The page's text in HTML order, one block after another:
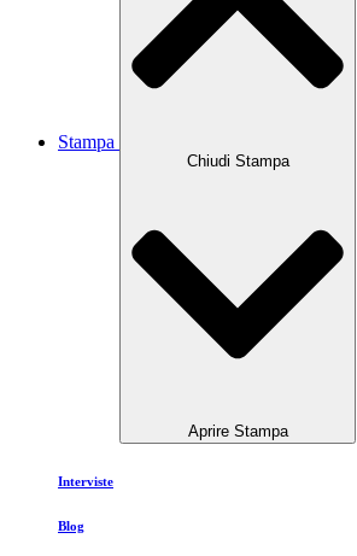
Stampa
Chiudi Stampa
Aprire Stampa
Interviste
Blog